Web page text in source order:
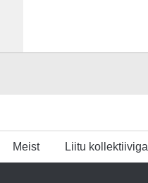
Meist Liitu kollektiiviga